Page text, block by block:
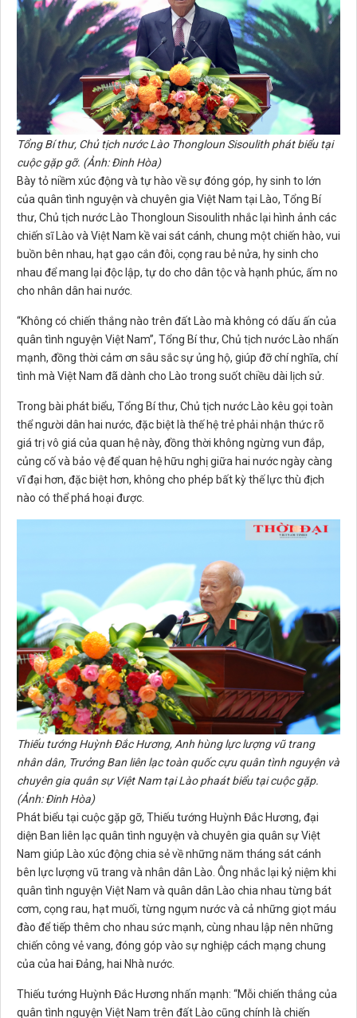
Tổng Bí thư, Chủ tịch nước Lào Thongloun Sisoulith phát biểu tại
cuộc gặp gỡ. (Ảnh: Đinh Hòa)
Bày tỏ niềm xúc động và tự hào về sự đóng góp, hy sinh to lớn
của quân tình nguyện và chuyên gia Việt Nam tại Lào, Tổng Bí
thư, Chủ tịch nước Lào Thongloun Sisoulith nhắc lại hình ảnh các
chiến sĩ Lào và Việt Nam kề vai sát cánh, chung một chiến hào, vui
buồn bên nhau, hạt gạo cắn đôi, cọng rau bẻ nửa, hy sinh cho
nhau để mang lại độc lập, tự do cho dân tộc và hạnh phúc, ấm no
cho nhân dân hai nước.
“Không có chiến thắng nào trên đất Lào mà không có dấu ấn của
quân tình nguyện Việt Nam”, Tổng Bí thư, Chủ tịch nước Lào nhấn
mạnh, đồng thời cảm ơn sâu sắc sự ủng hộ, giúp đỡ chí nghĩa, chí
tình mà Việt Nam đã dành cho Lào trong suốt chiều dài lịch sử.
Trong bài phát biểu, Tổng Bí thư, Chủ tịch nước Lào kêu gọi toàn
thể người dân hai nước, đặc biệt là thế hệ trẻ phải nhận thức rõ
giá trị vô giá của quan hệ này, đồng thời không ngừng vun đắp,
củng cố và bảo vệ để quan hệ hữu nghị giữa hai nước ngày càng
vĩ đại hơn, đặc biệt hơn, không cho phép bất kỳ thế lực thù địch
nào có thể phá hoại được.
Thiếu tướng Huỳnh Đắc Hương, Anh hùng lực lượng vũ trang
nhân dân, Trưởng Ban liên lạc toàn quốc cựu quân tình nguyện và
chuyên gia quân sự Việt Nam tại Lào phaát biểu tại cuộc gặp.
(Ảnh: Đinh Hòa)
Phát biểu tại cuộc gặp gỡ, Thiếu tướng Huỳnh Đắc Hương, đại
diện Ban liên lạc quân tình nguyện và chuyên gia quân sự Việt
Nam giúp Lào xúc động chia sẻ về những năm tháng sát cánh
bên lực lượng vũ trang và nhân dân Lào. Ông nhắc lại kỷ niệm khi
quân tình nguyện Việt Nam và quân dân Lào chia nhau từng bát
cơm, cọng rau, hạt muối, từng ngụm nước và cả những giọt máu
đào để tiếp thêm cho nhau sức mạnh, cùng nhau lập nên những
chiến công vẻ vang, đóng góp vào sự nghiệp cách mạng chung
của của hai Đảng, hai Nhà nước.
Thiếu tướng Huỳnh Đắc Hương nhấn mạnh: “Mỗi chiến thắng của
quân tình nguyện Việt Nam trên đất Lào cũng chính là chiến